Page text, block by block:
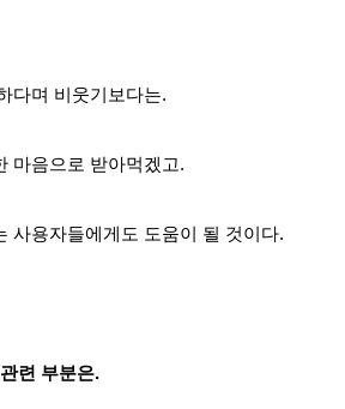
다며 비웃기보다는.
마음으로 받아먹겠고.
사용자들에게도 도움이 될 것이다.
련 부분은.